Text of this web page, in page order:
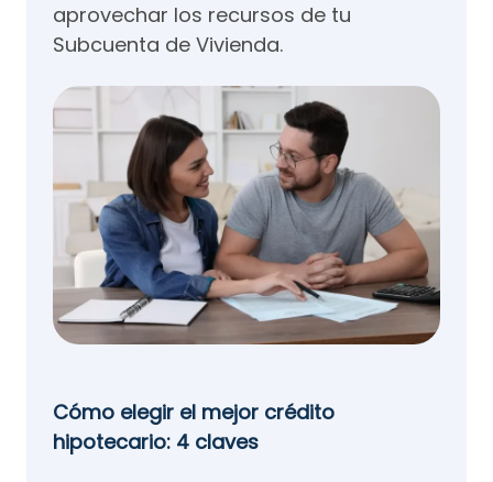
aprovechar los recursos de tu
Subcuenta de Vivienda.
Cómo elegir el mejor crédito
hipotecario: 4 claves